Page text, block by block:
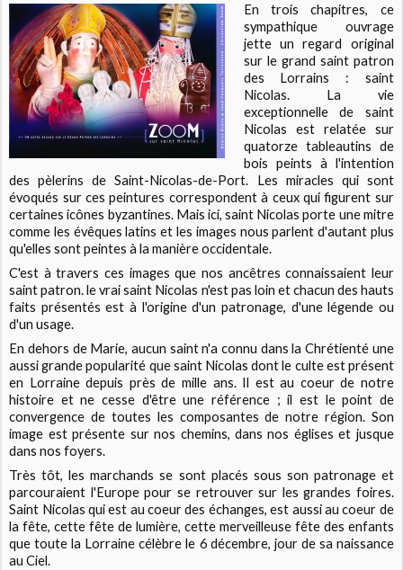
En trois chapitres, ce
sympathique ouvrage
jette un regard original
sur le grand saint patron
des Lorrains : saint
Nicolas. La vie
exceptionnelle de saint
Nicolas est relatée sur
quatorze tableautins de
bois peints à l'intention
des pèlerins de Saint-Nicolas-de-Port. Les miracles qui sont
évoqués sur ces peintures correspondent à ceux qui figurent sur
certaines icônes byzantines. Mais ici, saint Nicolas porte une mitre
comme les évêques latins et les images nous parlent d'autant plus
qu'elles sont peintes à la manière occidentale.
C'est à travers ces images que nos ancêtres connaissaient leur
saint patron. le vrai saint Nicolas n'est pas loin et chacun des hauts
faits présentés est à l'origine d'un patronage, d'une légende ou
d'un usage.
En dehors de Marie, aucun saint n'a connu dans la Chrétienté une
aussi grande popularité que saint Nicolas dont le culte est présent
en Lorraine depuis près de mille ans. Il est au coeur de notre
histoire et ne cesse d'être une référence ; il est le point de
convergence de toutes les composantes de notre région. Son
image est présente sur nos chemins, dans nos églises et jusque
dans nos foyers.
Très tôt, les marchands se sont placés sous son patronage et
parcouraient l'Europe pour se retrouver sur les grandes foires.
Saint Nicolas qui est au coeur des échanges, est aussi au coeur de
la fête, cette fête de lumière, cette merveilleuse fête des enfants
que toute la Lorraine célèbre le 6 décembre, jour de sa naissance
au Ciel.